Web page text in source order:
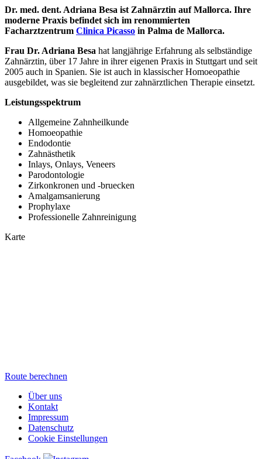
Dr. med. dent. Adriana Besa ist Zahnärztin auf Mallorca. Ihre
moderne Praxis befindet sich im renommierten
Facharztzentrum Clinica Picasso in Palma de Mallorca.
Frau Dr. Adriana Besa hat langjährige Erfahrung als selbständige
Zahnärztin, über 17 Jahre in ihrer eigenen Praxis in Stuttgart und seit
2005 auch in Spanien. Sie ist auch in klassischer Homoeopathie
ausgebildet, was sie begleitend zur zahnärztlichen Therapie einsetzt.
Leistungsspektrum
Allgemeine Zahnheilkunde
Homoeopathie
Endodontie
Zahnästhetik
Inlays, Onlays, Veneers
Parodontologie
Zirkonkronen und -bruecken
Amalgamsanierung
Prophylaxe
Professionelle Zahnreinigung
Karte
Route berechnen
Über uns
Kontakt
Impressum
Datenschutz
Cookie Einstellungen